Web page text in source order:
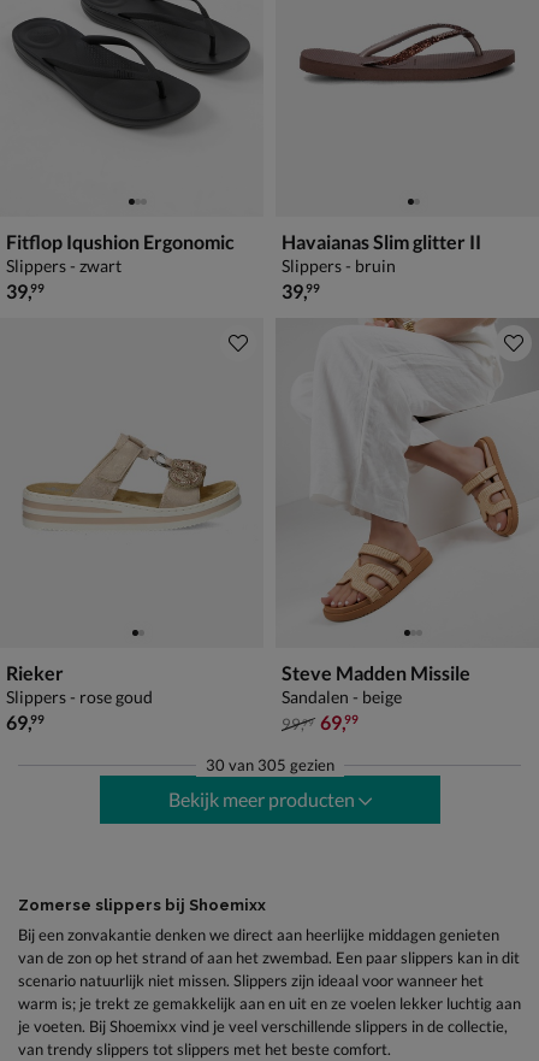
Fitflop Iqushion Ergonomic
Slippers - zwart
€ 39,99
39,99
Havaianas Slim glitter II
Slippers - bruin
€ 39,99
39,99
Rieker
Slippers - rose goud
€ 69,99
69,99
Steve Madden Missile
Sandalen - beige
van € 99,99 voor € 69,99
99,99 69,99
30 van 305 gezien
Bekijk meer producten
Zomerse slippers bij Shoemixx
Bij een zonvakantie denken we direct aan heerlijke middagen genieten
van de zon op het strand of aan het zwembad. Een paar slippers kan in dit
scenario natuurlijk niet missen. Slippers zijn ideaal voor wanneer het
warm is; je trekt ze gemakkelijk aan en uit en ze voelen lekker luchtig aan
je voeten. Bij Shoemixx vind je veel verschillende slippers in de collectie,
van trendy slippers tot slippers met het beste comfort.